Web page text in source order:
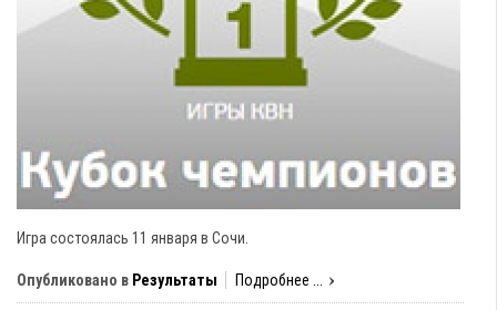
Игра состоялась 11 января в Сочи.
Опубликовано в Результаты Подробнее ...